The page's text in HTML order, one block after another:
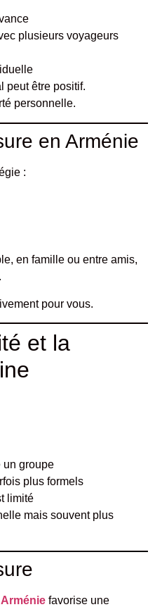
plusieurs voyageurs
peut être positif.
personnelle.
en Arménie
:
en famille ou entre amis,
pour vous.
et la
un groupe
plus formels
limité
mais souvent plus
favorise une